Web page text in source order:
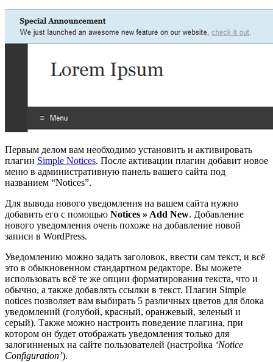
Первым делом вам необходимо установить и активировать
плагин Simple Notices. После активации плагин добавит новое
меню в административную панель вашего сайта под
названием “Notices”.
Для вывода нового уведомления на вашем сайта нужно
добавить его с помощью Notices » Add New. Добавление
нового уведомления очень похоже на добавление новой
записи в WordPress.
Уведомлению можно задать заголовок, ввести сам текст, и всё
это в обыкновенном стандартном редакторе. Вы можете
использовать всё те же опции форматирования текста, что и
обычно, а также добавлять ссылки в текст. Плагин Simple
notices позволяет вам выбирать 5 различных цветов для блока
уведомлений (голубой, красный, оранжевый, зеленый и
серый). Также можно настроить поведение плагина, при
котором он будет отображать уведомления только для
залогинненых на сайте пользователей (настройка ‘Notice
Configuration’).